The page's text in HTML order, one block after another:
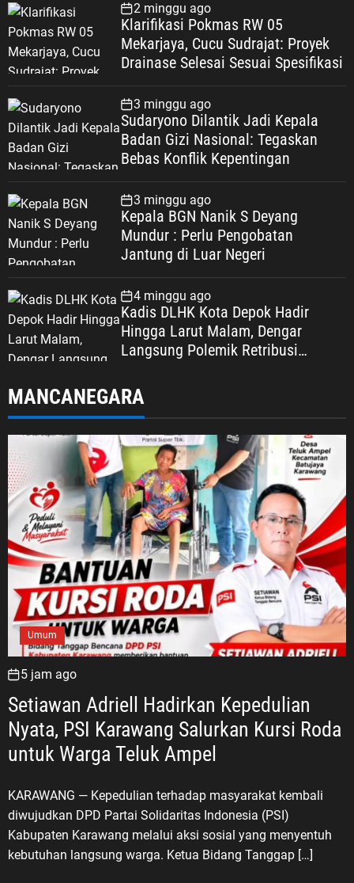
2 minggu ago
Klarifikasi Pokmas RW 05
Mekarjaya, Cucu Sudrajat: Proyek
Drainase Selesai Sesuai Spesifikasi
3 minggu ago
Sudaryono Dilantik Jadi Kepala
Badan Gizi Nasional: Tegaskan
Bebas Konflik Kepentingan
3 minggu ago
Kepala BGN Nanik S Deyang
Mundur : Perlu Pengobatan
Jantung di Luar Negeri
4 minggu ago
Kadis DLHK Kota Depok Hadir
Hingga Larut Malam, Dengar
Langsung Polemik Retribusi
MANCANEGARA
Umum
5 jam ago
Setiawan Adriell Hadirkan Kepedulian
Nyata, PSI Karawang Salurkan Kursi Roda
untuk Warga Teluk Ampel
KARAWANG — Kepedulian terhadap masyarakat kembali
diwujudkan DPD Partai Solidaritas Indonesia (PSI)
Kabupaten Karawang melalui aksi sosial yang menyentuh
kebutuhan langsung warga. Ketua Bidang Tanggap […]